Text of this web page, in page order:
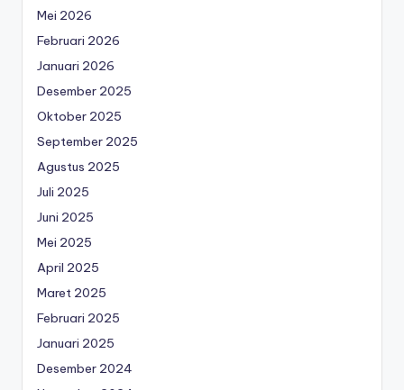
Mei 2026
Februari 2026
Januari 2026
Desember 2025
Oktober 2025
September 2025
Agustus 2025
Juli 2025
Juni 2025
Mei 2025
April 2025
Maret 2025
Februari 2025
Januari 2025
Desember 2024